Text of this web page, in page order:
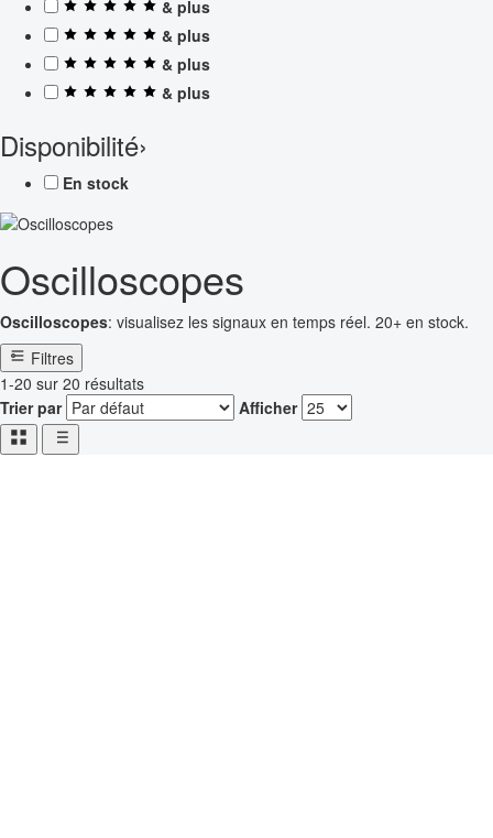
& plus
& plus
& plus
& plus
Disponibilité›
En stock
Oscilloscopes
Oscilloscopes: visualisez les signaux en temps réel. 20+ en stock.
Filtres
1-20 sur 20 résultats
Trier par
Afficher